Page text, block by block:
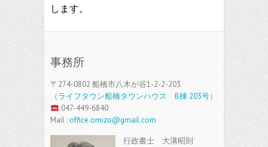
します。
事務所
〒274-0802 船橋市八木が谷1-2-2-203
（ライフタウン船橋タウンハウス B棟 203号）
047-449-6840
Mail :office.omizo@gmail.com
行政書士 大溝昭則